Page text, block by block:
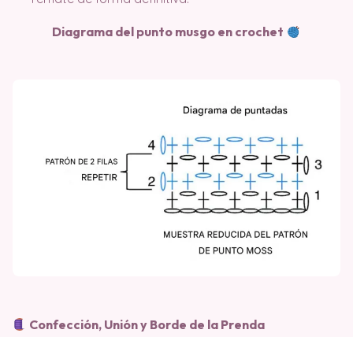
Diagrama del punto musgo en crochet
Confección, Unión y Borde de la Prenda